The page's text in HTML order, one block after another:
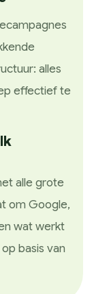
alles
effectief te
alle grote
om Google,
wat werkt
basis van